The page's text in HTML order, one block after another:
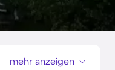
mehr anzeigen